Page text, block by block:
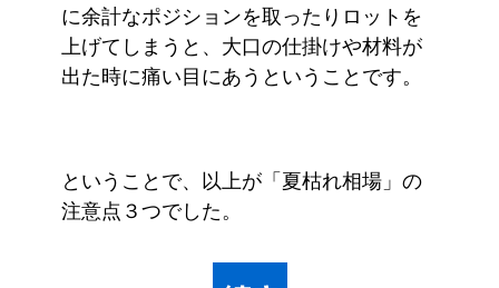
に余計なポジションを取ったりロットを
上げてしまうと、大口の仕掛けや材料が
出た時に痛い目にあうということです。
ということで、以上が「夏枯れ相場」の
注意点３つでした。